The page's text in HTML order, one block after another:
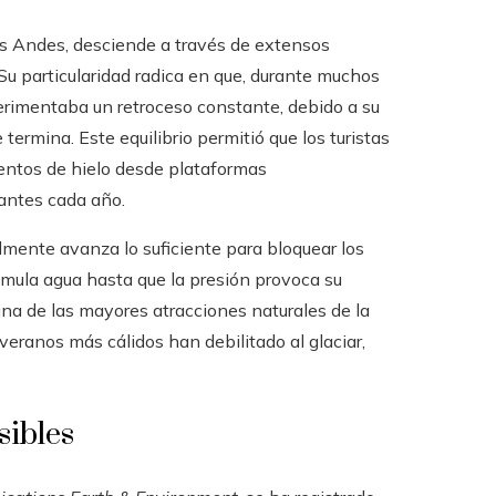
Andes, desciende a través de extensos
particularidad radica en que, durante muchos
un retroceso constante, debido a su
Este equilibrio permitió que los turistas
de hielo desde plataformas
cada año.
avanza lo suficiente para bloquear los
agua hasta que la presión provoca su
de las mayores atracciones naturales de la
más cálidos han debilitado al glaciar,